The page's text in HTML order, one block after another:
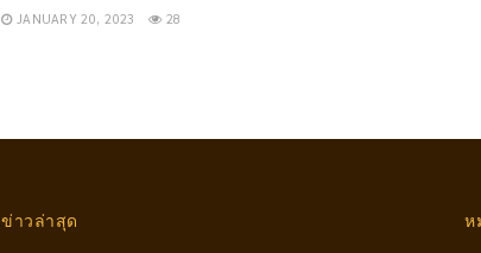
JANUARY 20, 2023 28
ข่าวล่าสุด ห